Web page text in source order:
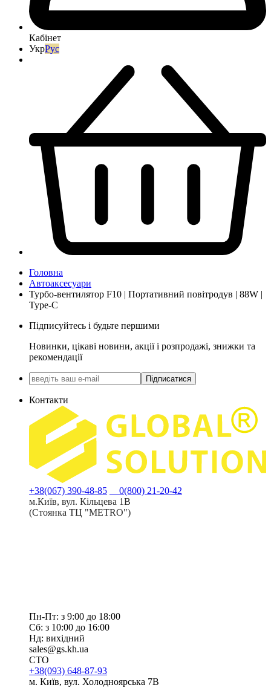
Кабінет
УкрРус
Головна
Автоаксесуари
Турбо-вентилятор F10 | Портативний повітродув | 88W |
Type-C
Підписуйтесь і будьте першими
Новинки, цікаві новини, акції і розпродажі, знижки та
рекомендації
Підписатися
Контакти
+38(067) 390-48-85
0(800) 21-20-42
м.Київ, вул. Кільцева 1В
(Стоянка ТЦ "METRO")
Пн-Пт: з 9:00 до 18:00
Сб: з 10:00 до 16:00
Нд: вихідний
sales@gs.kh.ua
СТО
+38(093) 648-87-93
м. Київ, вул. Холодноярська 7В